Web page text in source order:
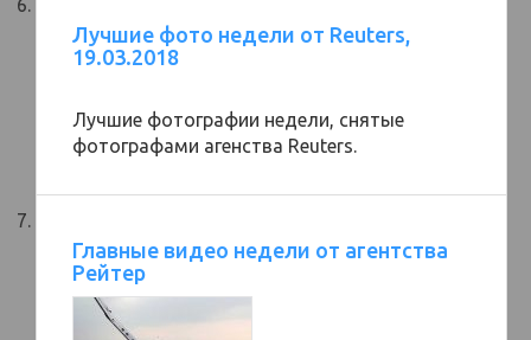
Лучшие фото недели от Reuters,
19.03.2018
Лучшие фотографии недели, снятые
фотографами агенства Reuters.
Главные видео недели от агентства
Рейтер